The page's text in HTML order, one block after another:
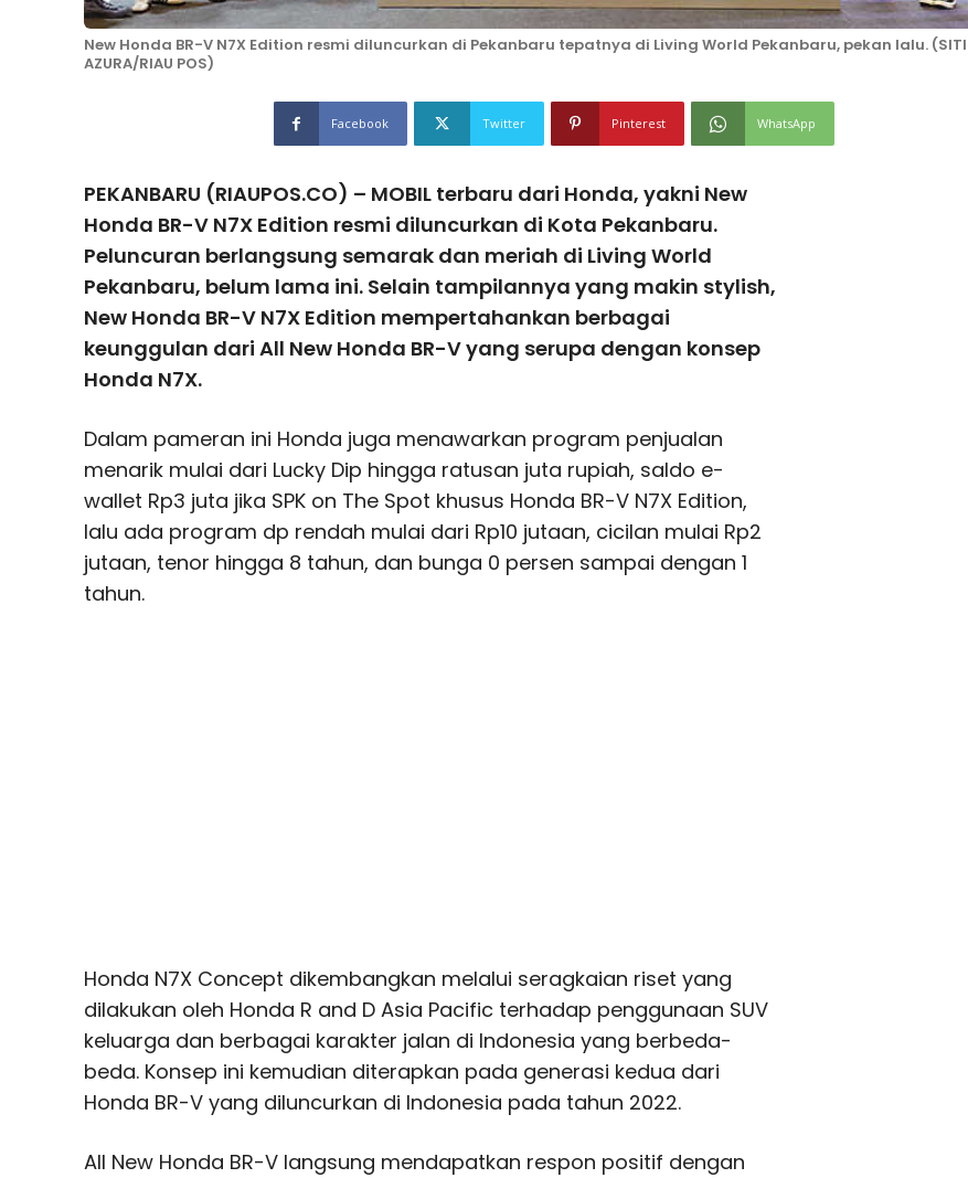
New Honda BR-V N7X Edition resmi diluncurkan di Pekanbaru tepatnya di Living World Pekanbaru, pekan lalu. (SITI
AZURA/RIAU POS)
Facebook Twitter Pinterest WhatsApp
PEKANBARU (RIAUPOS.CO) – MOBIL terbaru dari Honda, yakni New
Honda BR-V N7X Edition resmi diluncurkan di Kota Pekanbaru.
Peluncuran berlangsung semarak dan meriah di Living World
Pekanbaru, belum lama ini. Selain tampilannya yang makin stylish,
New Honda BR-V N7X Edition mempertahankan berbagai
keunggulan dari All New Honda BR-V yang serupa dengan konsep
Honda N7X.
Dalam pameran ini Honda juga menawarkan program penjualan
menarik mulai dari Lucky Dip hingga ratusan juta rupiah, saldo e-
wallet Rp3 juta jika SPK on The Spot khusus Honda BR-V N7X Edition,
lalu ada program dp rendah mulai dari Rp10 jutaan, cicilan mulai Rp2
jutaan, tenor hingga 8 tahun, dan bunga 0 persen sampai dengan 1
tahun.
Honda N7X Concept dikembangkan melalui seragkaian riset yang
dilakukan oleh Honda R and D Asia Pacific terhadap penggunaan SUV
keluarga dan berbagai karakter jalan di Indonesia yang berbeda-
beda. Konsep ini kemudian diterapkan pada generasi kedua dari
Honda BR-V yang diluncurkan di Indonesia pada tahun 2022.
All New Honda BR-V langsung mendapatkan respon positif dengan